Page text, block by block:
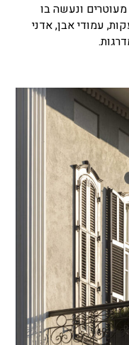
מעוטרים ונעשה בו
עמודי אבן, אדני